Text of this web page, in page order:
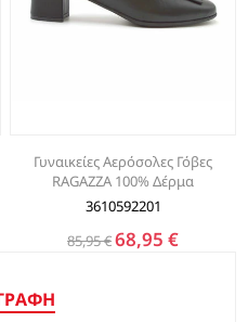
Γυναικείες Αερόσολες Γόβες
RAGAZZA 100% Δέρμα
3610592201
85,95 €68,95 €